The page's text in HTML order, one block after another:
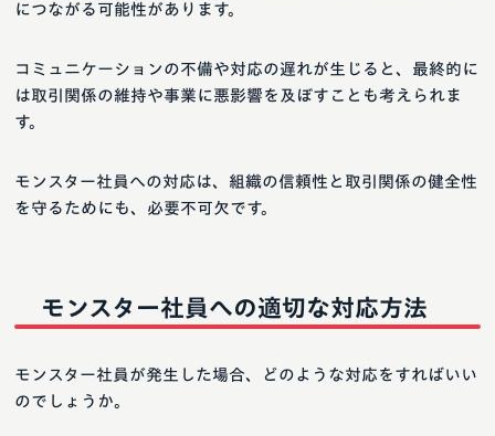
につながる可能性があります。
コミュニケーションの不備や対応の遅れが生じると、最終的に
は取引関係の維持や事業に悪影響を及ぼすことも考えられま
す。
モンスター社員への対応は、組織の信頼性と取引関係の健全性
を守るためにも、必要不可欠です。
モンスター社員への適切な対応方法
モンスター社員が発生した場合、どのような対応をすればいい
のでしょうか。